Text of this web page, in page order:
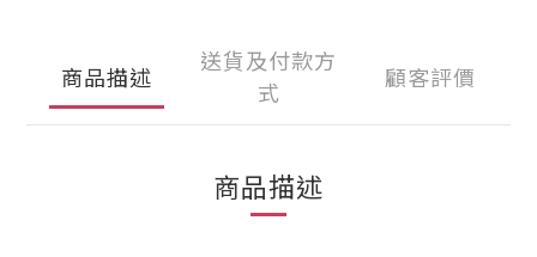
商品描述
送貨及付款方
式
顧客評價
商品描述